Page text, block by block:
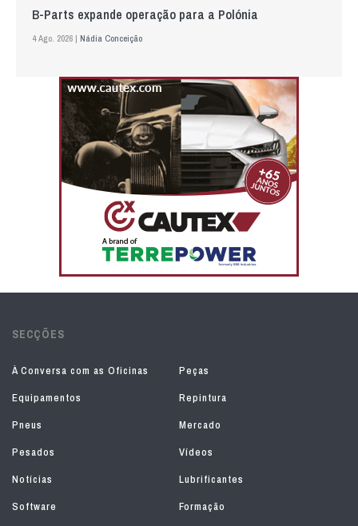
B-Parts expande operação para a Polónia
4 Ago. 2026 | Nádia Conceição
SECÇÕES
À Conversa com as Oficinas
Peças
Equipamentos
Repintura
Pneus
Mercado
Pesados
Vídeos
Notícias
Lubrificantes
Software
Formação